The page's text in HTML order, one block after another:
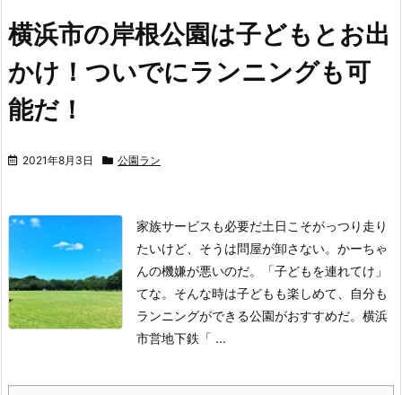
横浜市の岸根公園は子どもとお出
かけ！ついでにランニングも可
能だ！
2021年8月3日 公園ラン
家族サービスも必要だ土日こそがっつり走り
たいけど、そうは問屋が卸さない。かーちゃ
んの機嫌が悪いのだ。「子どもを連れてけ」
てな。そんな時は子どもも楽しめて、自分も
ランニングができる公園がおすすめだ。 横浜
市営地下鉄「 ...